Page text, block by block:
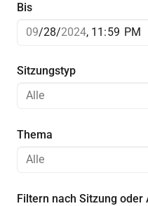
Bis
Sitzungstyp
Thema
Filtern nach Sitzung oder